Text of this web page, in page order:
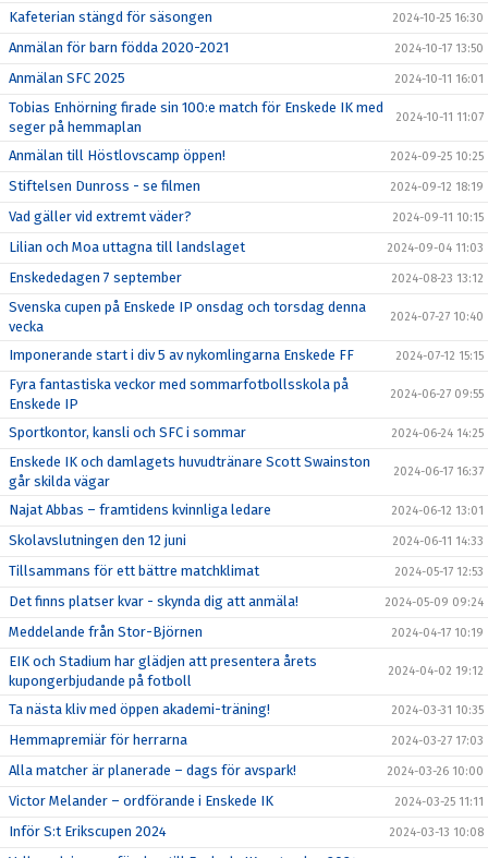
Kafeterian stängd för säsongen 2024-10-25 16:30
Anmälan för barn födda 2020-2021 2024-10-17 13:50
Anmälan SFC 2025 2024-10-11 16:01
Tobias Enhörning firade sin 100:e match för Enskede IK med
seger på hemmaplan
2024-10-11 11:07
Anmälan till Höstlovscamp öppen! 2024-09-25 10:25
Stiftelsen Dunross - se filmen 2024-09-12 18:19
Vad gäller vid extremt väder? 2024-09-11 10:15
Lilian och Moa uttagna till landslaget 2024-09-04 11:03
Enskededagen 7 september 2024-08-23 13:12
Svenska cupen på Enskede IP onsdag och torsdag denna
vecka
2024-07-27 10:40
Imponerande start i div 5 av nykomlingarna Enskede FF 2024-07-12 15:15
Fyra fantastiska veckor med sommarfotbollsskola på
Enskede IP
2024-06-27 09:55
Sportkontor, kansli och SFC i sommar 2024-06-24 14:25
Enskede IK och damlagets huvudtränare Scott Swainston
går skilda vägar
2024-06-17 16:37
Najat Abbas – framtidens kvinnliga ledare 2024-06-12 13:01
Skolavslutningen den 12 juni 2024-06-11 14:33
Tillsammans för ett bättre matchklimat 2024-05-17 12:53
Det finns platser kvar - skynda dig att anmäla! 2024-05-09 09:24
Meddelande från Stor-Björnen 2024-04-17 10:19
EIK och Stadium har glädjen att presentera årets
kupongerbjudande på fotboll
2024-04-02 19:12
Ta nästa kliv med öppen akademi-träning! 2024-03-31 10:35
Hemmapremiär för herrarna 2024-03-27 17:03
Alla matcher är planerade – dags för avspark! 2024-03-26 10:00
Victor Melander – ordförande i Enskede IK 2024-03-25 11:11
Inför S:t Erikscupen 2024 2024-03-13 10:08